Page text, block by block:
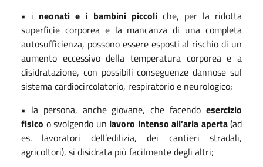
• i neonati e i bambini piccoliche, per la ridotta
superficie corporea e la mancanza di una completa
autosufficienza, possono essere esposti al rischio di un
aumento eccessivo della temperatura corporea e a
disidratazione, con possibili conseguenze dannose sul
sistema cardiocircolatorio, respiratorio e neurologico;
• la persona, anche giovane, che facendo esercizio
fisico o svolgendo un lavoro intenso all’aria aperta(ad
es. lavoratori dell’edilizia, dei cantieri stradali,
agricoltori), si disidrata più facilmente degli altri;